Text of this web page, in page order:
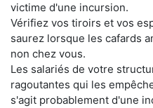
victime d'une incursion.
Vérifiez vos tiroirs et vos
saurez lorsque les cafards
non chez vous.
Les salariés de votre
ragoutantes qui les
s'agit probablement d'une